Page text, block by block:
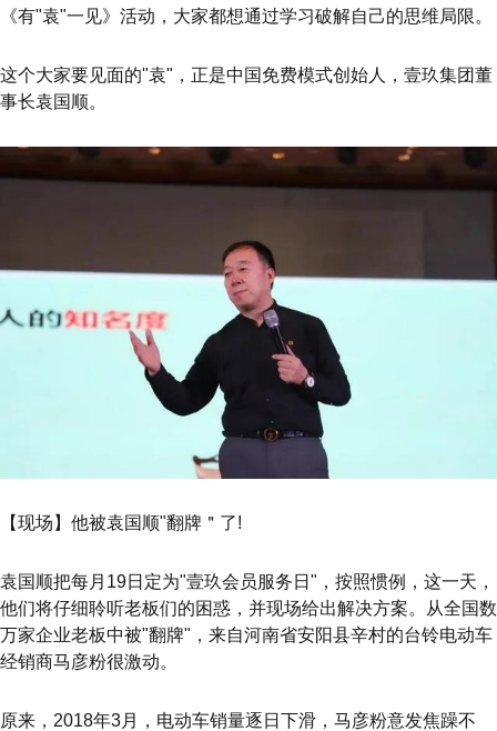
《有"袁"一见》活动，大家都想通过学习破解自己的思维局限。
这个大家要见面的"袁"，正是中国免费模式创始人，壹玖集团董
事长袁国顺。
【现场】他被袁国顺"翻牌＂了!
袁国顺把每月19日定为"壹玖会员服务日"，按照惯例，这一天，
他们将仔细聆听老板们的困惑，并现场给出解决方案。从全国数
万家企业老板中被"翻牌"，来自河南省安阳县辛村的台铃电动车
经销商马彦粉很激动。
原来，2018年3月，电动车销量逐日下滑，马彦粉意发焦躁不